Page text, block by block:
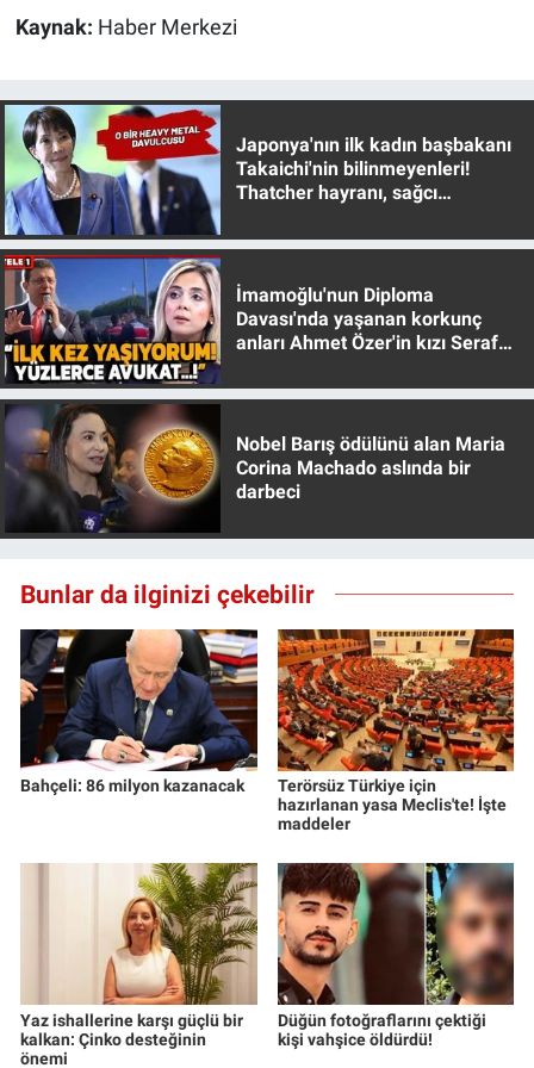
Kaynak: Haber Merkezi
Japonya'nın ilk kadın başbakanı
Takaichi'nin bilinmeyenleri!
Thatcher hayranı, sağcı
İmamoğlu'nun Diploma
Davası'nda yaşanan korkunç
anları Ahmet Özer'in kızı Seraf
Nobel Barış ödülünü alan Maria
Corina Machado aslında bir
darbeci
Bunlar da ilginizi çekebilir
Bahçeli: 86 milyon kazanacak
Terörsüz Türkiye için
hazırlanan yasa Meclis'te! İşte
maddeler
Yaz ishallerine karşı güçlü bir
kalkan: Çinko desteğinin
önemi
Düğün fotoğraflarını çektiği
kişi vahşice öldürdü!
Günün görüntüsü
Haber
İlan
Kimdir
Koronavirüs
Kültür Sanat
Ne demişti
Nedir
Popüler
Programlar
Sağlık
Spor
Türkiye'nin Geleceği
Türkiye'nin Gündemi
Yerel Gündem